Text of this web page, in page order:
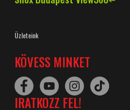
Üzleteink
KÖVESS MINKET
IRATKOZZ FEL!